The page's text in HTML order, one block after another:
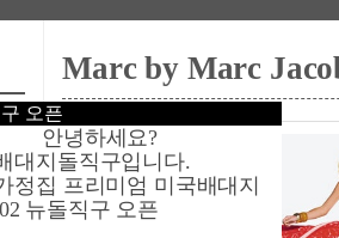
오픈
안녕하세요?
대지돌직구입니다.
정집 프리미엄 미국배대지
뉴돌직구 오픈
Marc by Marc